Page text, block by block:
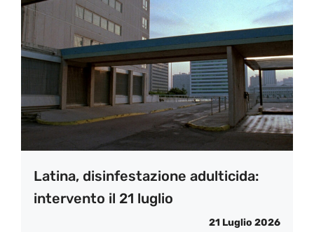
Latina, disinfestazione adulticida:
intervento il 21 luglio
21 Luglio 2026